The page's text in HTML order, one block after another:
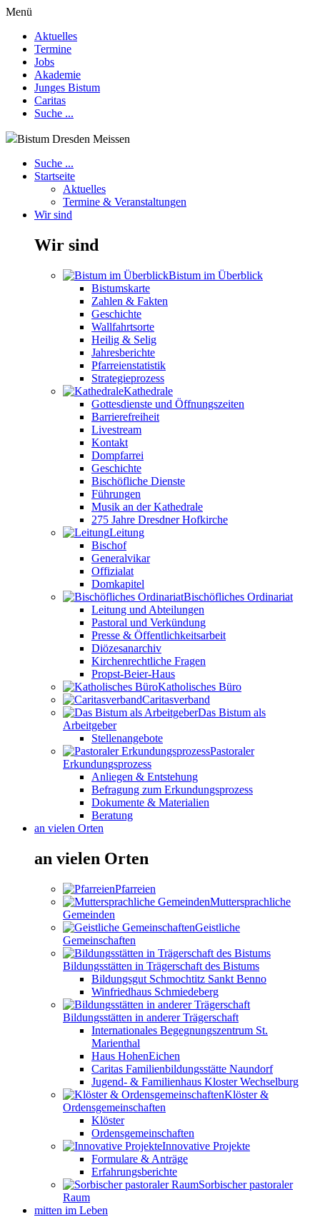
Menü
Aktuelles
Termine
Jobs
Akademie
Junges Bistum
Caritas
Suche ...
Bistum Dresden Meissen
Suche ...
Startseite
Aktuelles
Termine & Veranstaltungen
Wir sind
Wir sind
Bistum im Überblick
Bistumskarte
Zahlen & Fakten
Geschichte
Wallfahrtsorte
Heilig & Selig
Jahresberichte
Pfarreienstatistik
Strategieprozess
Kathedrale
Gottesdienste und Öffnungszeiten
Barrierefreiheit
Livestream
Kontakt
Dompfarrei
Geschichte
Bischöfliche Dienste
Führungen
Musik an der Kathedrale
275 Jahre Dresdner Hofkirche
Leitung
Bischof
Generalvikar
Offizialat
Domkapitel
Bischöfliches Ordinariat
Leitung und Abteilungen
Pastoral und Verkündung
Presse & Öffentlichkeitsarbeit
Diözesanarchiv
Kirchenrechtliche Fragen
Propst-Beier-Haus
Katholisches Büro
Caritasverband
Das Bistum als
Arbeitgeber
Stellenangebote
Pastoraler
Erkundungsprozess
Anliegen & Entstehung
Befragung zum Erkundungsprozess
Dokumente & Materialien
Beratung
an vielen Orten
an vielen Orten
Pfarreien
Muttersprachliche
Gemeinden
Geistliche
Gemeinschaften
Bildungsstätten in Trägerschaft des Bistums
Bildungsgut Schmochtitz Sankt Benno
Winfriedhaus Schmiedeberg
Bildungsstätten in anderer Trägerschaft
Internationales Begegnungszentrum St.
Marienthal
Haus HohenEichen
Caritas Familienbildungsstätte Naundorf
Jugend- & Familienhaus Kloster Wechselburg
Klöster &
Ordensgemeinschaften
Klöster
Ordensgemeinschaften
Innovative Projekte
Formulare & Anträge
Erfahrungsberichte
Sorbischer pastoraler
Raum
mitten im Leben